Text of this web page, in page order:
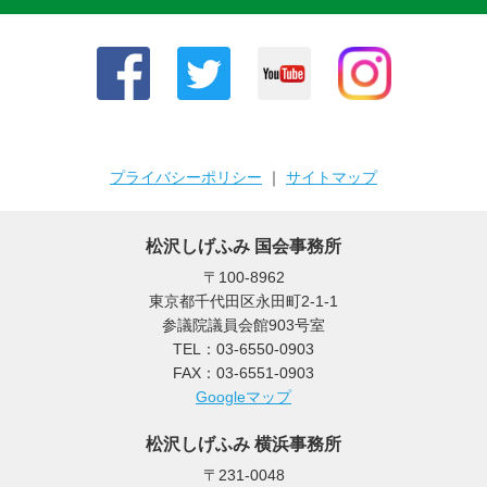
プライバシーポリシー ｜ サイトマップ
松沢しげふみ 国会事務所
〒100-8962
東京都千代田区永田町2-1-1
参議院議員会館903号室
TEL：03-6550-0903
FAX：03-6551-0903
Googleマップ
松沢しげふみ 横浜事務所
〒231-0048